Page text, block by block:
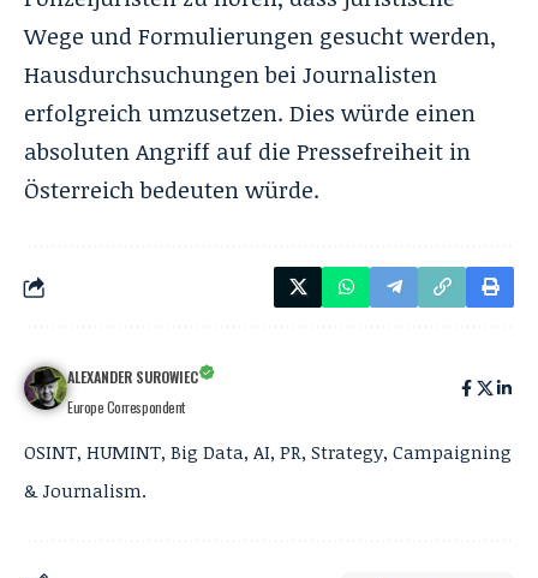
Wege und Formulierungen gesucht werden,
Hausdurchsuchungen bei Journalisten
erfolgreich umzusetzen. Dies würde einen
absoluten Angriff auf die Pressefreiheit in
Österreich bedeuten würde.
ALEXANDER SUROWIEC
Europe Correspondent
OSINT, HUMINT, Big Data, AI, PR, Strategy, Campaigning
& Journalism.